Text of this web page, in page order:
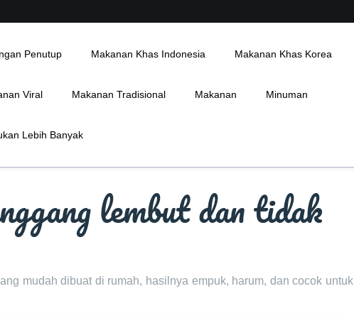
Penutup Makanan Khas Indonesia Makanan Khas Korea
Viral Makanan Tradisional Makanan Minuman
Lebih Banyak
lembut dan tidak
mudah dibuat di rumah, hasilnya empuk, harum, dan cocok untuk